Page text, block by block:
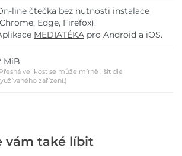
line čtečka bez nutnosti instalace
Edge, Firefox).
MEDIATÉKA pro Android a iOS.
MiB
velikost se může mírně lišit dle
zařízení.)
vám také líbit